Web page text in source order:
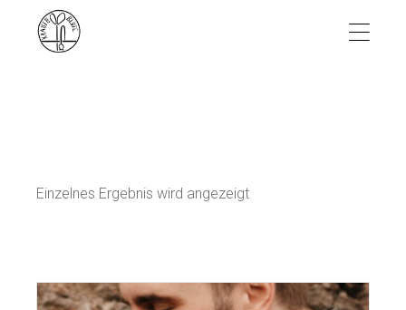
content
Einzelnes Ergebnis wird angezeigt